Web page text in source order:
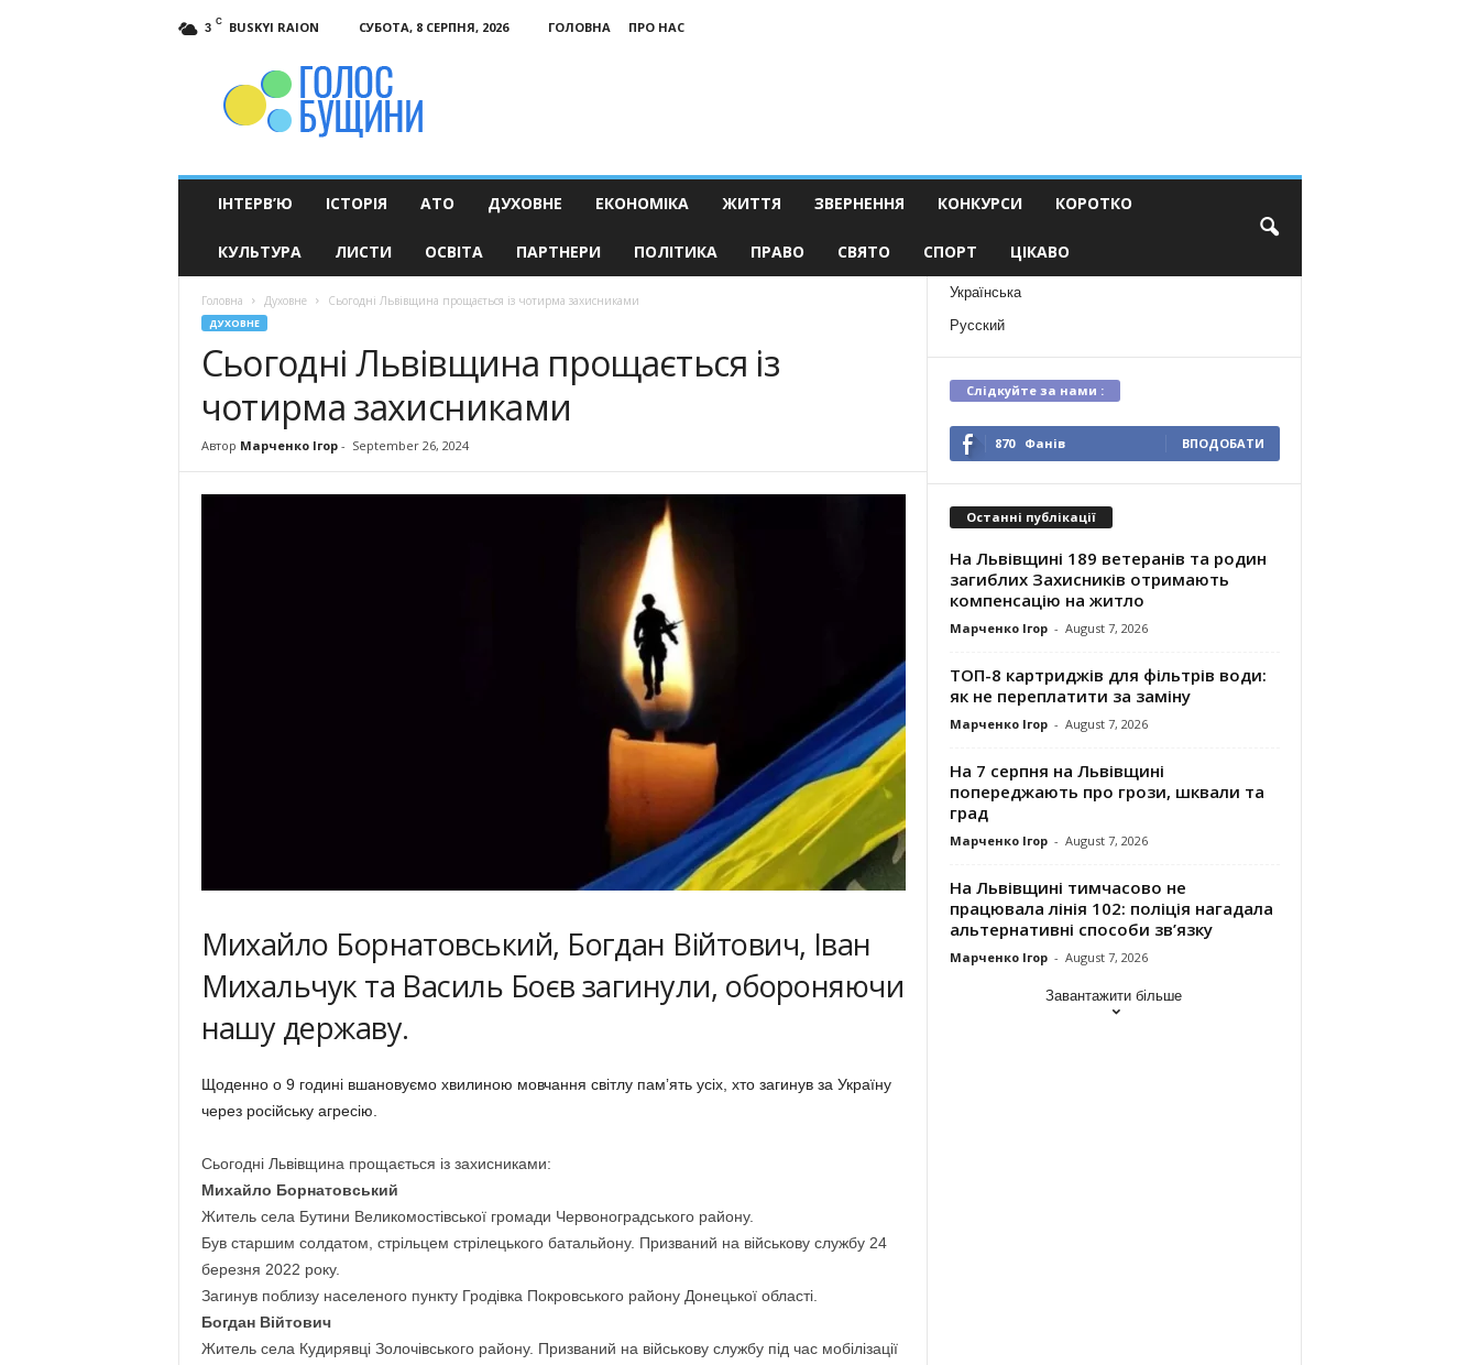
3 C BUSKYI RAION СУБОТА, 8 СЕРПНЯ, 2026 ГОЛОВНА
ПРО НАС
ІНТЕРВ’Ю ІСТОРІЯ АТО ДУХОВНЕ ЕКОНОМІКА ЖИТТЯ ЗВЕРНЕННЯ КОНКУРСИ КОРОТКО
КУЛЬТУРА ЛИСТИ ОСВІТА ПАРТНЕРИ ПОЛІТИКА ПРАВО СВЯТО СПОРТ ЦІКАВО
Головна Духовне Сьогодні Львівщина прощається із чотирма захисниками
ДУХОВНЕ
Сьогодні Львівщина прощається із
чотирма захисниками
Автор Марченко Ігор- September 26, 2024
Михайло Борнатовський, Богдан Війтович, Іван
Михальчук та Василь Боєв загинули, обороняючи
нашу державу.
Щоденно о 9 годині вшановуємо хвилиною мовчання світлу памʼять усіх, хто загинув за Україну
через російську агресію.
Сьогодні Львівщина прощається із захисниками:
Михайло Борнатовський
Житель села Бутини Великомостівської громади Червоноградського району.
Був старшим солдатом, стрільцем стрілецького батальйону. Призваний на військову службу 24
березня 2022 року.
Загинув поблизу населеного пункту Гродівка Покровського району Донецької області.
Богдан Війтович
Житель села Кудирявці Золочівського району. Призваний на військову службу під час мобілізації
Українська
Русский
Слідкуйте за нами :
870 Фанів ВПОДОБАТИ
Останні публікації
На Львівщині 189 ветеранів та родин
загиблих Захисників отримають
компенсацію на житло
Марченко Ігор - August 7, 2026
ТОП-8 картриджів для фільтрів води:
як не переплатити за заміну
Марченко Ігор - August 7, 2026
На 7 серпня на Львівщині
попереджають про грози, шквали та
град
Марченко Ігор - August 7, 2026
На Львівщині тимчасово не
працювала лінія 102: поліція нагадала
альтернативні способи зв’язку
Марченко Ігор - August 7, 2026
Завантажити більше